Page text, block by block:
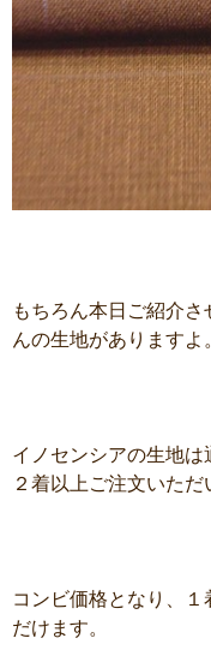
もちろん本日ご紹介
んの生地がありますよ
イノセンシアの生地は
２着以上ご注文いただ
コンビ価格となり、
だけます。